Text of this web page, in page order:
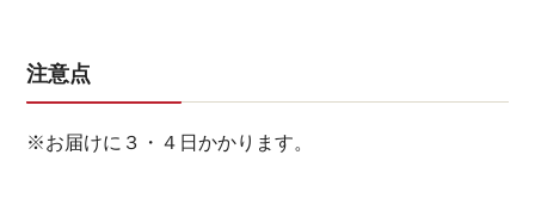
注意点
※お届けに３・４日かかります。